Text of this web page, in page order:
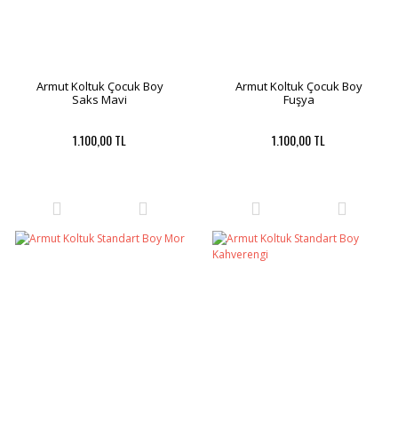
Armut Koltuk Çocuk Boy
Saks Mavi
1.100,00 TL
Armut Koltuk Çocuk Boy
Fuşya
1.100,00 TL